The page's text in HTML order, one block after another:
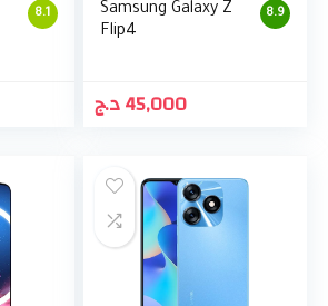
8.1 8.9
Samsung Galaxy Z
Flip4
45,000د.ج